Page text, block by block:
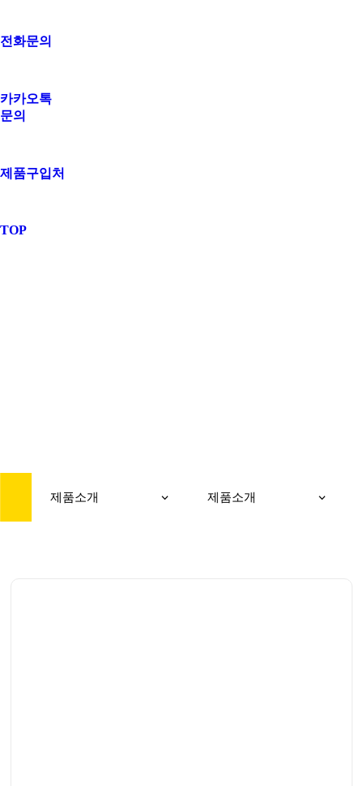
전화문의
카카오톡
문의
제품구입처
TOP
제품소개 제품소개